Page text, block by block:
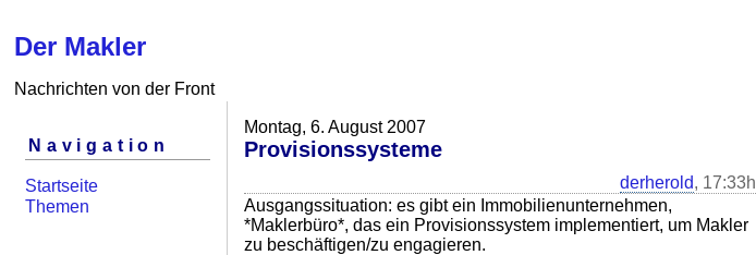
Der Makler
Nachrichten von der Front
Navigation
Startseite
Themen
Montag, 6. August 2007
Provisionssysteme
derherold, 17:33h
Ausgangssituation: es gibt ein Immobilienunternehmen,
*Maklerbüro*, das ein Provisionssystem implementiert, um Makler
zu beschäftigen/zu engagieren.